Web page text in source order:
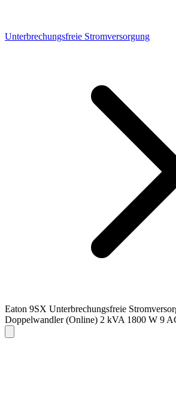
Unterbrechungsfreie Stromversorgung
Eaton 9SX Unterbrechungsfreie
Doppelwandler (Online) 2 kVA 1800 W 9